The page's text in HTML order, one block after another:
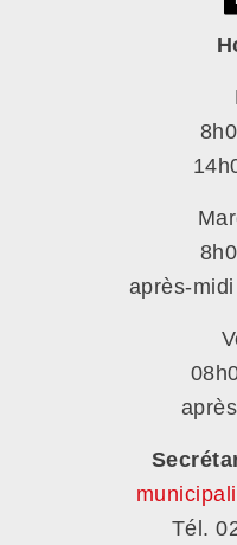
après-
Tél.